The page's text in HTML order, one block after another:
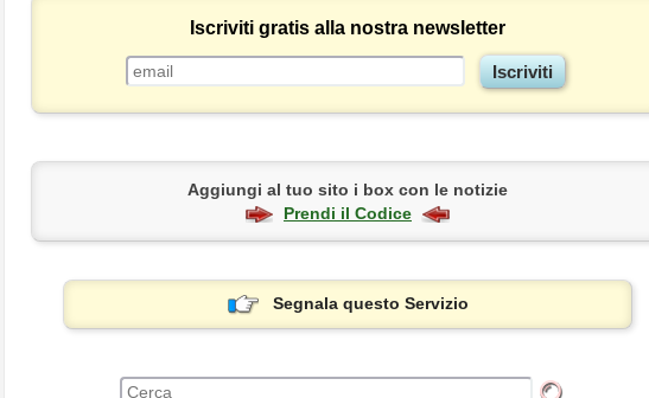
Iscriviti gratis alla nostra newsletter
Aggiungi al tuo sito i box con le notizie
Prendi il Codice
Segnala questo Servizio